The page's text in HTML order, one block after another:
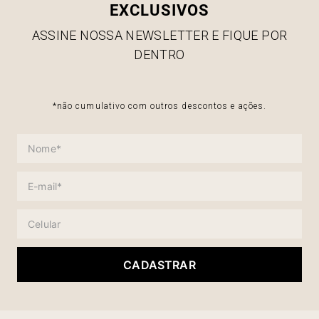
EXCLUSIVOS
ASSINE NOSSA NEWSLETTER E FIQUE POR
DENTRO
*não cumulativo com outros descontos e ações.
CADASTRAR